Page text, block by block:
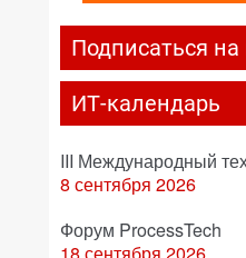
Подписаться на
ИТ-календарь
III Международный
8 сентября 2026
Форум ProcessTech